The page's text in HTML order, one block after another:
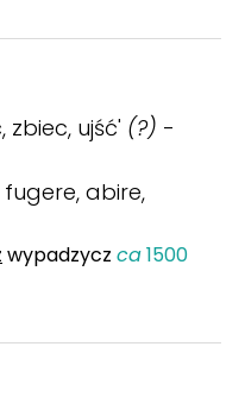
zbiec, ujść' (?) -
abire,
wypadzycz ca1500